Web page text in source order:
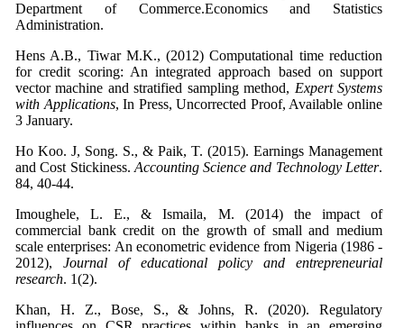
Department of Commerce.Economics and Statistics
Administration.
Hens A.B., Tiwar M.K., (2012) Computational time reduction
for credit scoring: An integrated approach based on support
vector machine and stratified sampling method, Expert Systems
with Applications, In Press, Uncorrected Proof, Available online
3 January.
Ho Koo. J, Song. S., & Paik, T. (2015). Earnings Management
and Cost Stickiness. Accounting Science and Technology Letter.
84, 40-44.
Imoughele, L. E., & Ismaila, M. (2014) the impact of
commercial bank credit on the growth of small and medium
scale enterprises: An econometric evidence from Nigeria (1986 -
2012),Journal of educational policy and entrepreneurial
research. 1(2).
Khan, H. Z., Bose, S., & Johns, R. (2020). Regulatory